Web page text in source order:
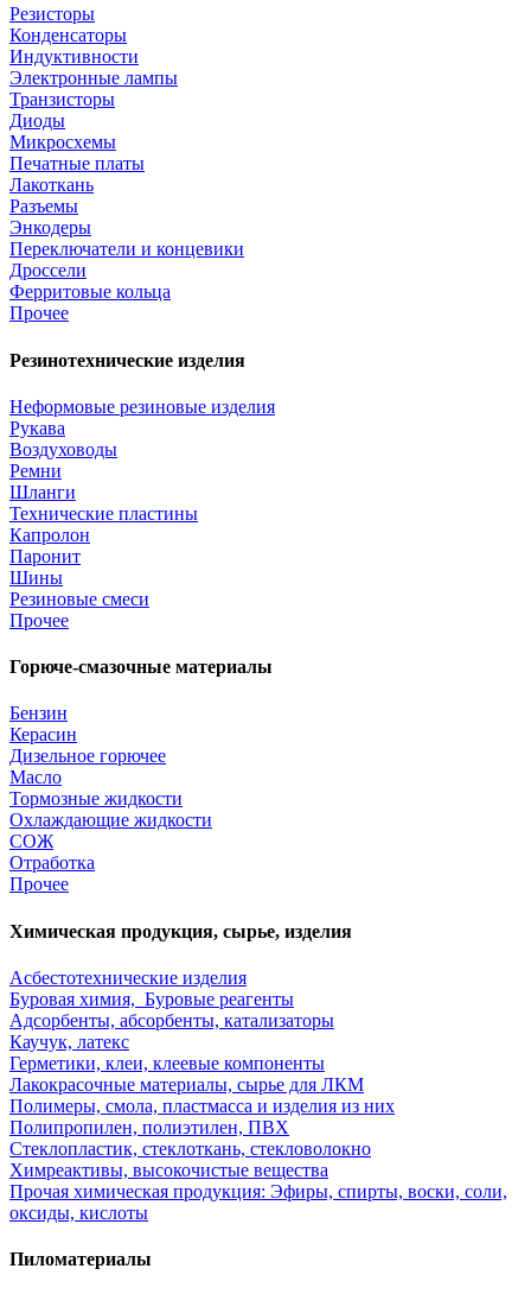
Резисторы
Конденсаторы
Индуктивности
Электронные лампы
Транзисторы
Диоды
Микросхемы
Печатные платы
Лакоткань
Разъемы
Энкодеры
Переключатели и концевики
Дроссели
Ферритовые кольца
Прочее
Резинотехнические изделия
Неформовые резиновые изделия
Рукава
Воздуховоды
Ремни
Шланги
Технические пластины
Капролон
Паронит
Шины
Резиновые смеси
Прочее
Горюче-смазочные материалы
Бензин
Керасин
Дизельное горючее
Масло
Тормозные жидкости
Охлаждающие жидкости
СОЖ
Отработка
Прочее
Химическая продукция, сырье, изделия
Асбестотехнические изделия
Буровая химия, Буровые реагенты
Адсорбенты, абсорбенты, катализаторы
Каучук, латекс
Герметики, клеи, клеевые компоненты
Лакокрасочные материалы, сырье для ЛКМ
Полимеры, смола, пластмасса и изделия из них
Полипропилен, полиэтилен, ПВХ
Стеклопластик, стеклоткань, стекловолокно
Химреактивы, высокочистые вещества
Прочая химическая продукция: Эфиры, спирты, воски, соли,
оксиды, кислоты
Пиломатериалы